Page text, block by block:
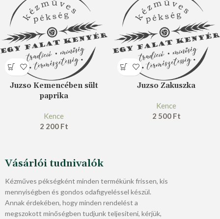
Juzso Kemencében sült
paprika
Kence
2 200 Ft
Juzso Zakuszka
Kence
2 500 Ft
Vásárlói tudnivalók
Kézműves pékségként minden termékünk frissen, kis
mennyiségben és gondos odafigyeléssel készül.
Annak érdekében, hogy minden rendelést a
megszokott minőségben tudjunk teljesíteni, kérjük,